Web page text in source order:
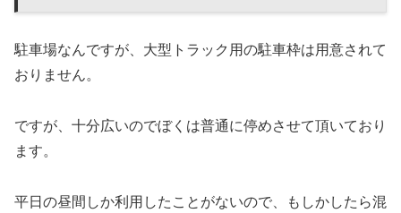
駐車場なんですが、大型トラック用の駐車枠は用意されて
おりません。
ですが、十分広いのでぼくは普通に停めさせて頂いており
ます。
平日の昼間しか利用したことがないので、もしかしたら混